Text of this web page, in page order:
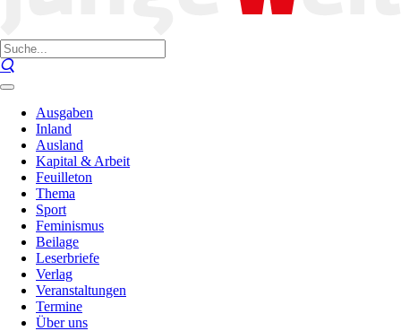
Ausgaben
Inland
Ausland
Kapital & Arbeit
Feuilleton
Thema
Sport
Feminismus
Beilage
Leserbriefe
Verlag
Veranstaltungen
Termine
Über uns